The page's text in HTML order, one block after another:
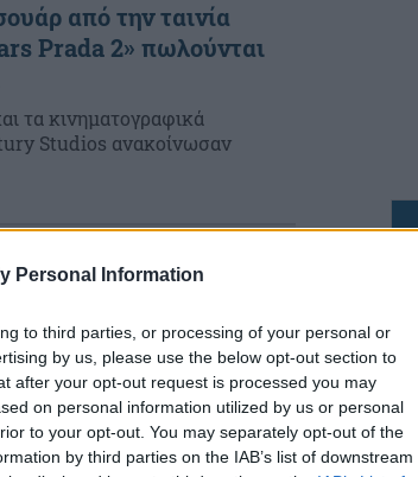
Personal Information
to third parties, or processing of your personal or
by us, please use the below opt-out section to
after your opt-out request is processed you may
on personal information utilized by us or personal
to your opt-out. You may separately opt-out of the
by third parties on the IAB’s list of downstream
από την ταινία
Prada 2» πωλούνται
τα κινηματογραφικά
Studios ανακοίνωσαν